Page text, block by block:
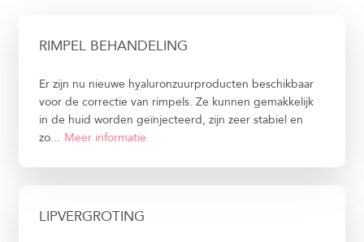
RIMPEL BEHANDELING
Er zijn nu nieuwe hyaluronzuurproducten beschikbaar
voor de correctie van rimpels. Ze kunnen gemakkelijk
in de huid worden geïnjecteerd, zijn zeer stabiel en
zo... Meer informatie
LIPVERGROTING